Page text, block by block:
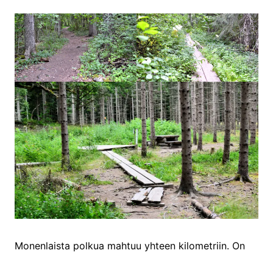
Monenlaista polkua mahtuu yhteen kilometriin. On